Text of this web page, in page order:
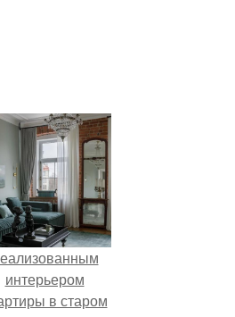
интерьером
в старом